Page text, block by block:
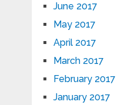
June 2017
May 2017
April 2017
March 2017
February 2017
January 2017